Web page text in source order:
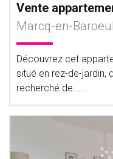
Vente
Marcq-en-
Découvrez cet
situé en rez-de-jardin,
recherché de......